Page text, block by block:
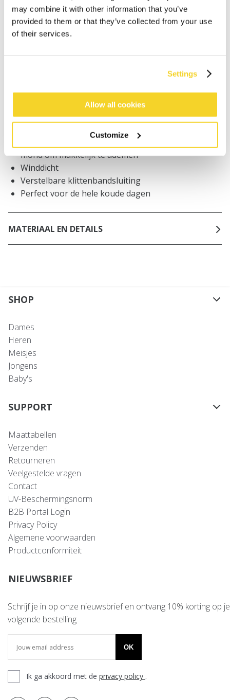
may combine it with other information that you’ve
provided to them or that they’ve collected from your use
of their services.
Settings
Allow all cookies
Customize
Bestellingen die op werkdagen vóór 12:00 uur
worden geplaatst, worden dezelfde dag verzonden
Gratis verzending voor orders boven € 50,- binnen
NL
Binnen 30 dagen retourneren
BESCHRIJVING
Gezichtsmasker voor kinderen
100% gerecycled polyester fleece
Neopreen mondstuk met openingen bij de neus en
mond om makkelijk te ademen
Winddicht
Verstelbare klittenbandsluiting
Perfect voor de hele koude dagen
MATERIAAL EN DETAILS
SHOP
Dames
Heren
Meisjes
Jongens
Baby's
SUPPORT
Maattabellen
Verzenden
Retourneren
Veelgestelde vragen
Contact
UV-Beschermingsnorm
B2B Portal Login
Privacy Policy
Algemene voorwaarden
Productconformiteit
NIEUWSBRIEF
Schrijf je in op onze nieuwsbrief en ontvang 10% korting op je
volgende bestelling
OK
Ik ga akkoord met de privacy policy .